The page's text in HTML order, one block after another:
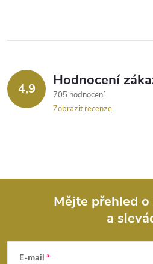
4,9 Hodnocení
705 hodnocení
Zobrazit recenze
Mějte přehled
a
E-mail